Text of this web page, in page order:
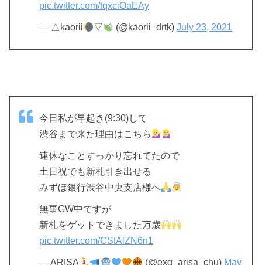
pic.twitter.com/tqxciOaEAy
— △kaorii ▽ (@kaorii_drtk)July 23, 2021
今日私が早起き(9:30)して
渋谷まで来た理由はこちら
連休なことすっかり忘れてたので
土日祝でも新札引き出せる
みずほ銀行渋谷中央支店様へ
無事GW中ですが
新札をゲットできました万歳
pic.twitter.com/CStAlZN6n1
— ARISA (@exg_arisa_chu) May